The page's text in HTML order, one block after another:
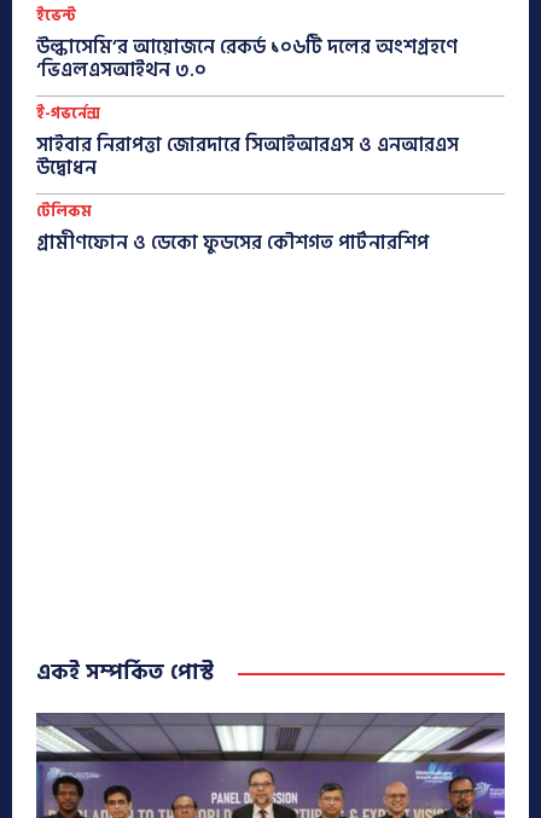
ইভেন্ট
উল্কাসেমি’র আয়োজনে রেকর্ড ১০৬টি দলের অংশগ্রহণে
‘ভিএলএসআইথন ৩.০
ই-গভর্নেন্স
সাইবার নিরাপত্তা জোরদারে সিআইআরএস ও এনআরএস
উদ্বোধন
টেলিকম
গ্রামীণফোন ও ডেকো ফুডসের কৌশগত পার্টনারশিপ
একই সম্পর্কিত পোস্ট